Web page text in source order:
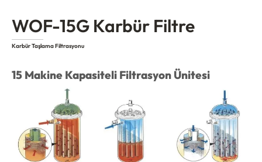
WOF-15G Karbür Filtre
Karbür Taşlama Filtrasyonu
15 Makine Kapasiteli Filtrasyon Ünitesi